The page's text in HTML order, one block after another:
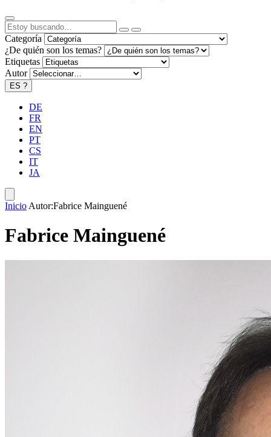
Categoría
¿De quién son los temas?
Etiquetas
Autor
ES ?
DE
FR
EN
PT
CS
IT
JA
Inicio Autor:Fabrice Mainguené
Fabrice Mainguené